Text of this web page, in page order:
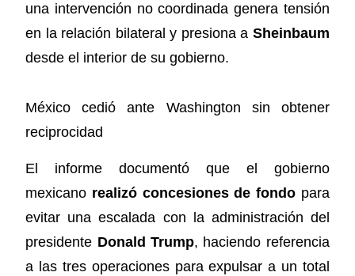
una intervención no coordinada genera tensión
en la relación bilateral y presiona a Sheinbaum
desde el interior de su gobierno.
México cedió ante Washington sin obtener
reciprocidad
El informe documentó que el gobierno
mexicano realizó concesiones de fondo para
evitar una escalada con la administración del
presidente Donald Trump, haciendo referencia
a las tres operaciones para expulsar a un total